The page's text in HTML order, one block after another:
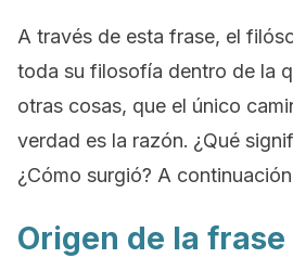
A través de esta frase, el
toda su filosofía dentro de la
otras cosas, que el único
verdad es la razón. ¿Qué
¿Cómo surgió? A
Origen de la